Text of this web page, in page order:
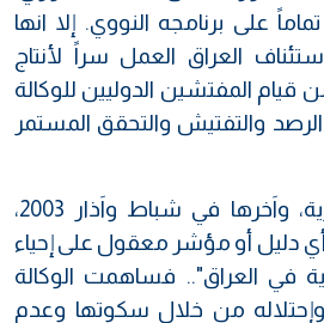
على برنامجه النووي. إلا انها
العراق العمل سراً لأنتاج
قيام المفتشين الدوليين للوكالة
والتفتيش والتحقق المستمر
وكانت تقاريرهم الدورية، واَخرها في شباط واَذار 2003،
دليل أو مؤشر معقول على إحياء
في العراق".. فساهمت الوكالة
من خلال سكوتها وعدم